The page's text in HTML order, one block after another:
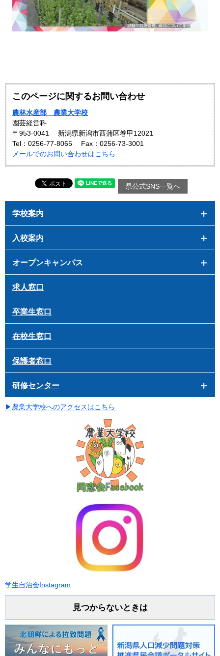
このページに関するお問い合わせ
農林水産部 農業大学校
園芸経営科
〒953-0041
新潟県新潟市西蒲区巻甲12021
Tel：0256-77-8065
Fax：0256-73-3001
メールでのお問い合わせはこちら
県公式SNS一覧へ
学校案内
入校案内
オープンキャンパス
求人窓口
卒業生窓口
在校生窓口
保護者窓口
研修センター
▶ 農業大学校へのアクセスはこちら
学生自治会Instagram
見つからないときは